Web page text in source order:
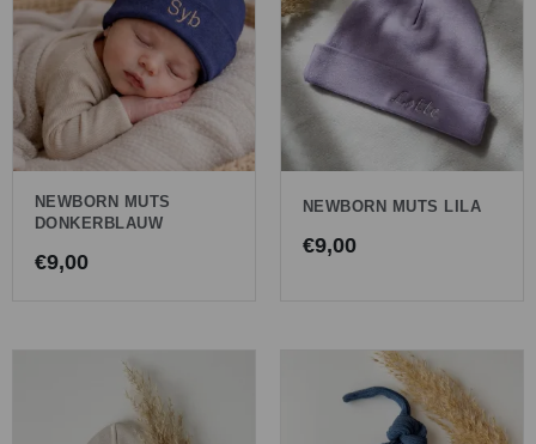
NEWBORN MUTS
DONKERBLAUW
€9,00
NEWBORN MUTS LILA
€9,00